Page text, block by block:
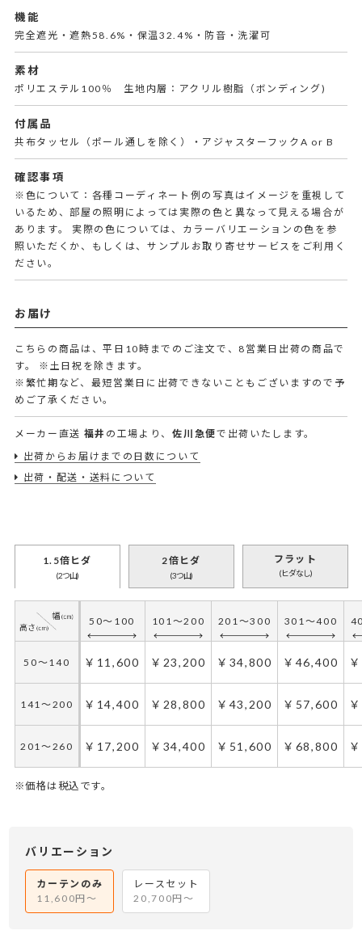
機能
完全遮光・遮熱58.6%・保温32.4%・防音・洗濯可
素材
ポリエステル100％ 生地内層：アクリル樹脂（ボンディング)
付属品
共布タッセル（ポール通しを除く）・アジャスターフックA or B
確認事項
※色について：各種コーディネート例の写真はイメージを重視して
いるため、部屋の照明によっては実際の色と異なって見える場合が
あります。 実際の色については、カラーバリエーションの色を参
照いただくか、もしくは、サンプルお取り寄せサービスをご利用く
ださい。
お届け
こちらの商品は、平日10時までのご注文で、8営業日出荷の商品で
す。 ※土日祝を除きます。
※繁忙期など、最短営業日に出荷できないこともございますので予
めご了承ください。
メーカー直送 福井 の工場より、佐川急便で出荷いたします。
出荷からお届けまでの日数について
出荷・配送・送料について
1.5倍ヒダ
(2つ山)
50～100 101～200 201～300 301～400
50～140 ￥11,600 ￥23,200 ￥34,800 ￥46,400
141～200 ￥14,400 ￥28,800 ￥43,200 ￥57,600
201～260 ￥17,200 ￥34,400 ￥51,600 ￥68,800
※価格は税込です。
2倍ヒダ
(3つ山)
50～140 ￥17,400
141～200 ￥21,600 ￥43,200
フラット
(ヒダなし)
50～140 ￥11,600
141～200 ￥14,400 ￥28,800
バリエーション
カーテンのみ
11,600円～
レースセット
20,700円～